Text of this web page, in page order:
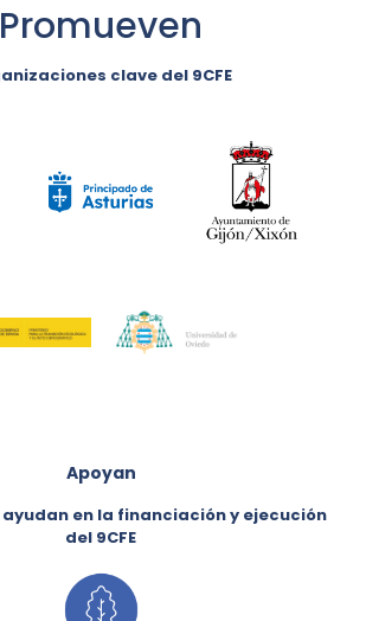
Promueven
clave del 9CFE
Apoyan
en la financiación y ejecución
del 9CFE